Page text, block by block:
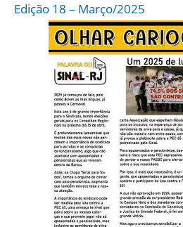
Edição 18 – Março/2025